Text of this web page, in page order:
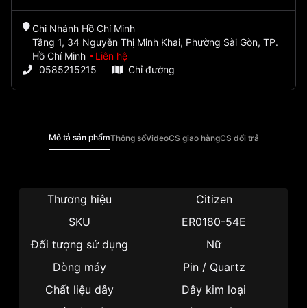
Chi Nhánh Hồ Chí Minh
Tầng 1, 34 Nguyễn Thị Minh Khai, Phường Sài Gòn, TP.
Hồ Chí Minh
Liên hệ
0585215215
Chỉ đường
Mô tả sản phẩmThông sốVideoCS giao hàngCS đổi trả
Thương hiệu
Citizen
SKU
ER0180-54E
Đối tượng sử dụng
Nữ
Dòng máy
Pin / Quartz
Chất liệu dây
Dây kim loại